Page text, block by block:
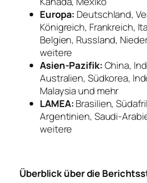
Europa: Deutschland,
Königreich, Frankreich,
Belgien, Russland,
weitere
Asien-Pazifik:China,
Australien, Südkorea,
Malaysia und mehr
LAMEA:Brasilien,
Argentinien, Saudi-
weitere
Überblick über die